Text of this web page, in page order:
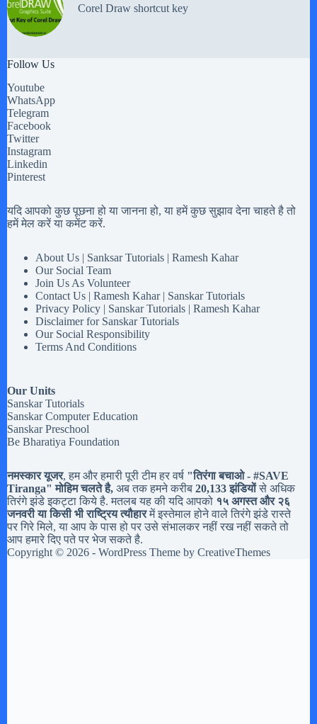
Corel Draw shortcut key
Follow Us
Youtube
WhatsApp
Telegram
Facebook
Twitter
Instagram
Linkedin
Pinterest
यदि आपको कुछ पूछना हो या जानना हो, या हमें कुछ सुझाव देना चाहते है तो
हमें मेल करें या कमेंट करें.
About Us | Sanksar Tutorials | Ramesh Kahar
Our Social Team
Join Us As Volunteer
Contact Us | Ramesh Kahar | Sanskar Tutorials
Privacy Policy | Sanskar Tutorials | Ramesh Kahar
Disclaimer for Sanskar Tutorials
Our Social Responsibility
Terms And Conditions
Our Units
Sanskar Tutorials
Sanskar Computer Education
Sanskar Preschool
Be Bharatiya Foundation
नमस्कार यूजर, हम और हमारी पूरी टीम हर वर्ष "तिरंगा बचाओ - #SAVE
Tiranga" मोहिम चलते है, अब तक हमने करीब 20,133 झंडियोंसे अधिक
तिरंगे झंडे इकट्टा किये है. मतलब यह की यदि आपको १५ अगस्त और २६
जनवरी या किसी भी राष्ट्रिय त्यौहारमें इस्तेमाल होने वाले तिरंगे झंडे रास्ते
पर गिरे मिले, या आप के पास हो पर उसे संभालकर नहीं रख नहीं सकते तो
आप हमारे दिए पते पर भेज सकते है.
Copyright © 2026 - WordPress Theme by CreativeThemes